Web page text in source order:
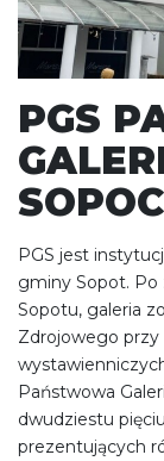
PGS
PGS jest
gminy Sopot.
Sopotu, galeria
Zdrojowego przy
Państwowa
dwudziestu
prezentujących